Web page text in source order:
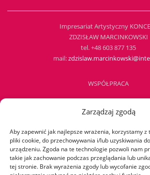
Zarządzaj zgodą
Aby zapewnić jak najlepsze wrażenia, korzystamy z
pliki cookie, do przechowywania i/lub uzyskiwania
urządzeniu. Zgoda na te technologie pozwoli nam
takie jak zachowanie podczas przeglądania lub
tej stronie. Brak wyrażenia zgody lub wycofanie
Impresariat Artystyczny
ZDZISŁAW MARCINKOWSKI
tel. +48 603 877 135
mail:
WSPÓŁPRACA
TEATR MY
mail:berg.m@teatrMY.pl
PATRONAT